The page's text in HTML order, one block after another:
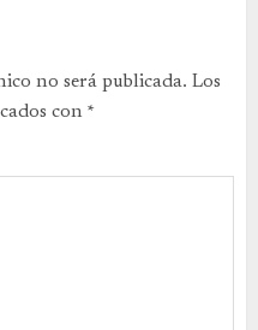
no será publicada. Los
con *